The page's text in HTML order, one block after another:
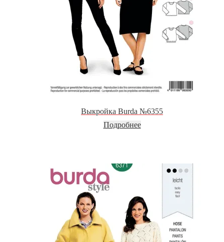
Выкройка Burda №6355
Подробнее